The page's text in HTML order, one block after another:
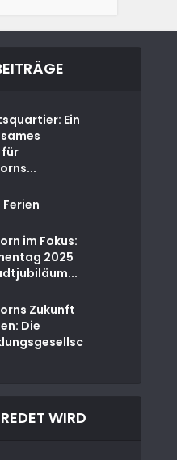
Ein
für
im Fokus:
2025
Zukunft
Die
WIRD